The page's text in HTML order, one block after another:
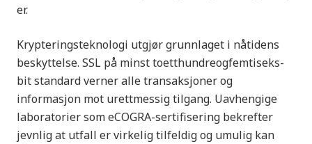
er.
Krypteringsteknologi utgjør grunnlaget i nåtidens
beskyttelse. SSL på minst toetthundreogfemtiseks-
bit standard verner alle transaksjoner og
informasjon mot urettmessig tilgang. Uavhengige
laboratorier som eCOGRA-sertifisering bekrefter
jevnlig at utfall er virkelig tilfeldig og umulig kan